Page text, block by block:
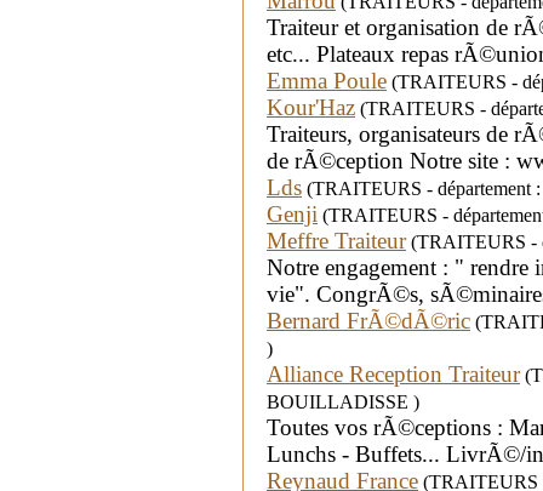
Traiteur et organisation de
etc... Plateaux repas
Emma Poule (TRAITEURS -
Kour'Haz (TRAITEURS -
Traiteurs, organisateurs de
de rÃ©ception Notre site :
Lds (TRAITEURS -
Genji (TRAITEURS -
Meffre Traiteur(TRAITEURS -
Notre engagement : "
vie". CongrÃ©s,
Bernard FrÃ©dÃ©ric
)
Alliance Reception Traiteur
BOUILLADISSE )
Toutes vos rÃ©ceptions :
Lunchs - Buffets... LivrÃ©/
Reynaud France (TRAITEURS